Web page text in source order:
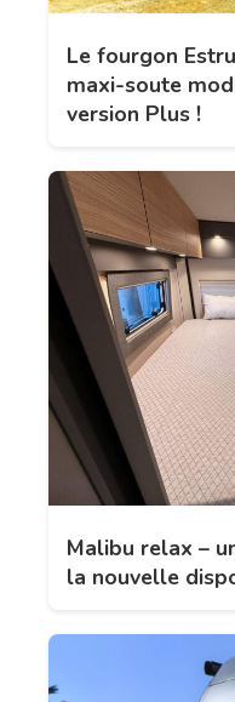
Le fourgon
maxi-soute
version Plus !
Malibu relax –
la nouvelle